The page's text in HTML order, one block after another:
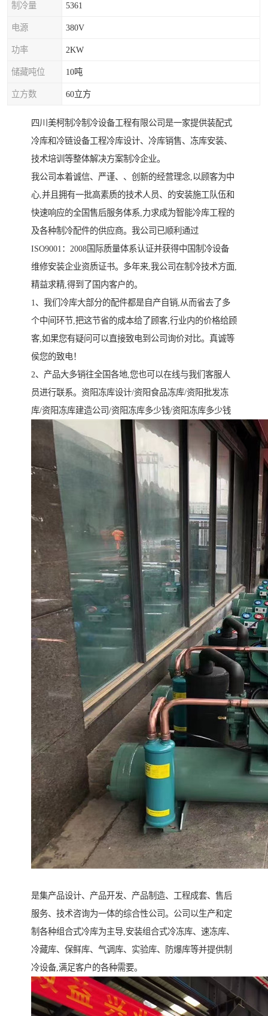
制冷量 5361
电源 380V
功率 2KW
储藏吨位 10吨
立方数 60立方
四川美柯制冷制冷设备工程有限公司是一家提供装配式
冷库和冷链设备工程冷库设计、冷库销售、冻库安装、
技术培训等整体解决方案制冷企业。
我公司本着诚信、严谨、、创新的经营理念,以顾客为中
心,并且拥有一批高素质的技术人员、的安装施工队伍和
快速响应的全国售后服务体系,力求成为智能冷库工程的
及各种制冷配件的供应商。我公司已顺利通过
ISO9001：2008国际质量体系认证并获得中国制冷设备
维修安装企业资质证书。多年来,我公司在制冷技术方面,
精益求精,得到了国内客户的。
1、我们冷库大部分的配件都是自产自销,从而省去了多
个中间环节,把这节省的成本给了顾客,行业内的价格给顾
客,如果您有疑问可以直接致电到公司询价对比。真诚等
侯您的致电！
2、产品大多销往全国各地,您也可以在线与我们客服人
员进行联系。资阳冻库设计/资阳食品冻库/资阳批发冻
库/资阳冻库建造公司/资阳冻库多少钱/资阳冻库多少钱
是集产品设计、产品开发、产品制造、工程成套、售后
服务、技术咨询为一体的综合性公司。公司以生产和定
制各种组合式冷库为主导,安装组合式冷冻库、速冻库、
冷藏库、保鲜库、气调库、实验库、防爆库等并提供制
冷设备,满足客户的各种需要。